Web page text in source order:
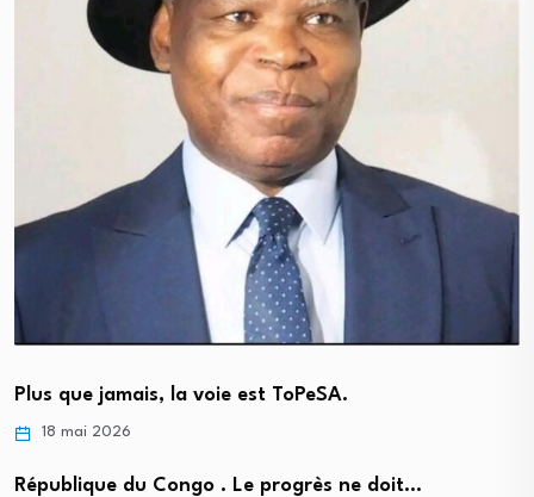
Plus que jamais, la voie est ToPeSA.
18 mai 2026
République du Congo . Le progrès ne doit…